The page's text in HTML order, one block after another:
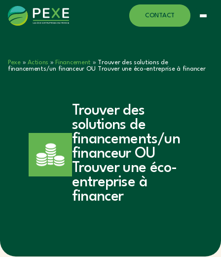
CONTACT
Pexe»Actions » Financement » Trouver des solutions de
financements/un financeur OU Trouver une éco-entreprise à financer
Trouver des
solutions de
financements/un
financeur OU
Trouver une éco-
entreprise à
financer